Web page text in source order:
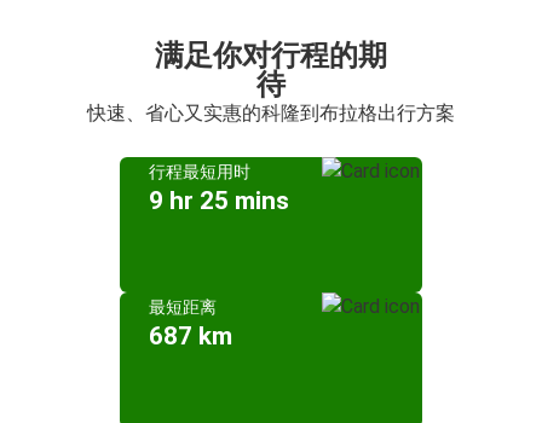
满足你对行程的期
待
快速、省心又实惠的科隆到布拉格出行方案
行程最短用时
9 hr 25 mins
最短距离
687 km